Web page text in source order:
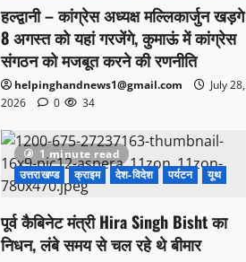
हल्द्वानी – कांग्रेस अध्यक्ष मल्लिकार्जुन खड़गे
8 अगस्त को यहां गरजेंगे, कुमाऊं में कांग्रेस
संगठन को मजबूत करने की रणनीति
helpinghandnews1@gmail.com
July 28,
2026
0 34
1 minute read
उत्तराखण्ड
क्राइम देश-विदेश पर्यटन यूथ
पूर्व कैबिनेट मंत्री Hira Singh Bisht का
निधन, लंबे समय से चल रहे थे बीमार